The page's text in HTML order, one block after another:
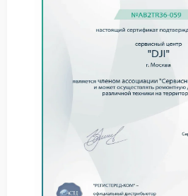
стабилизации
обновление программного
калибровку сенсоров и
проверку и замену
необходимости.
официальный отчёт о
гарантию на выполненный